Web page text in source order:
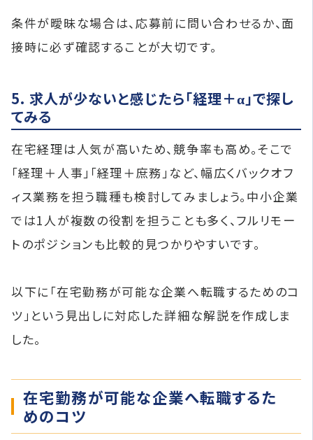
条件が曖昧な場合は、応募前に問い合わせるか、面
接時に必ず確認することが大切です。
5. 求人が少ないと感じたら「経理＋α」で探し
てみる
在宅経理は人気が高いため、競争率も高め。そこで
「経理＋人事」「経理＋庶務」など、幅広くバックオフ
ィス業務を担う職種も検討してみましょう。中小企業
では1人が複数の役割を担うことも多く、フルリモー
トのポジションも比較的見つかりやすいです。
以下に「在宅勤務が可能な企業へ転職するためのコ
ツ」という見出しに対応した詳細な解説を作成しま
した。
在宅勤務が可能な企業へ転職するた
めのコツ